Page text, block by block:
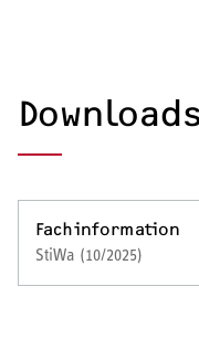
Fachinformation
StiWa (10/2025)